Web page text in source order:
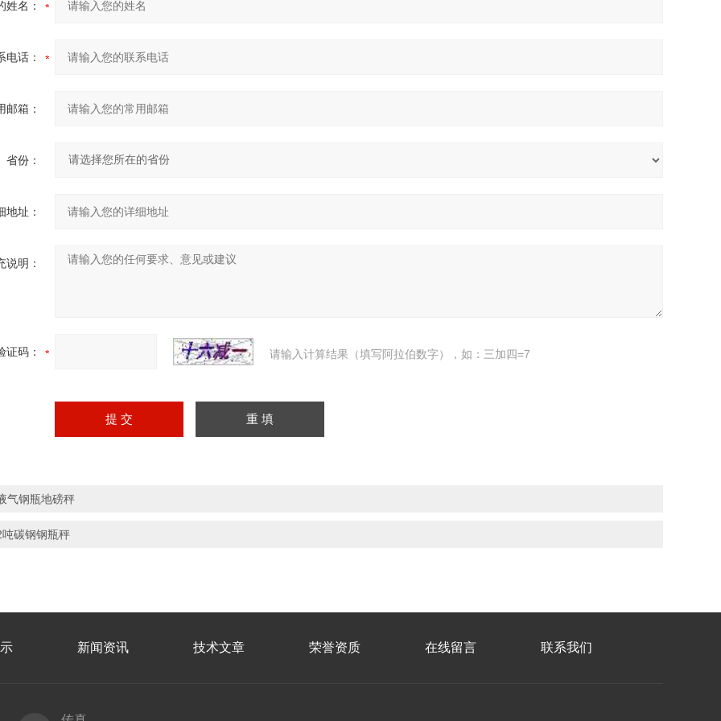
姓名：
电话：
邮箱：
省份：
地址：
说明：
证码： 请输入计算结果（填写阿拉伯数字），如：三加四=7
气钢瓶地磅秤
吨碳钢钢瓶秤
新闻资讯 技术文章 荣誉资质 在线留言 联系我们